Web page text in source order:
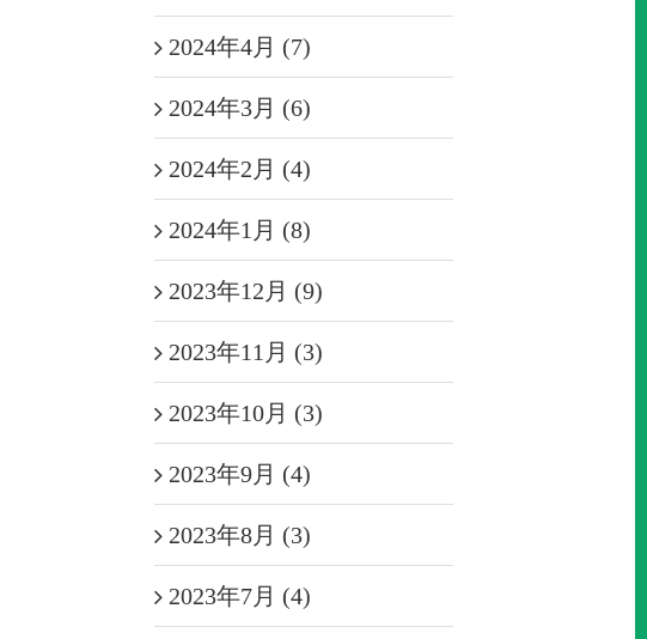
2024年4月 (7)
2024年3月 (6)
2024年2月 (4)
2024年1月 (8)
2023年12月 (9)
2023年11月 (3)
2023年10月 (3)
2023年9月 (4)
2023年8月 (3)
2023年7月 (4)